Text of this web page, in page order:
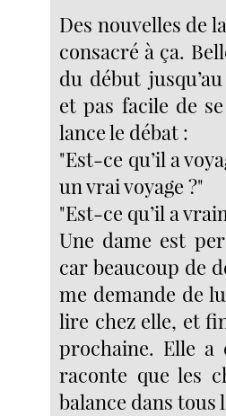
Des nouvelles de
consacré à ça.
du début
et pas facile de
lance le débat :
"Est-ce qu’il a
un vrai voyage ?"
"Est-ce qu’il a
Une dame est
car beaucoup de
me demande de
lire chez elle, et
prochaine. Elle
raconte que les
balance dans tous